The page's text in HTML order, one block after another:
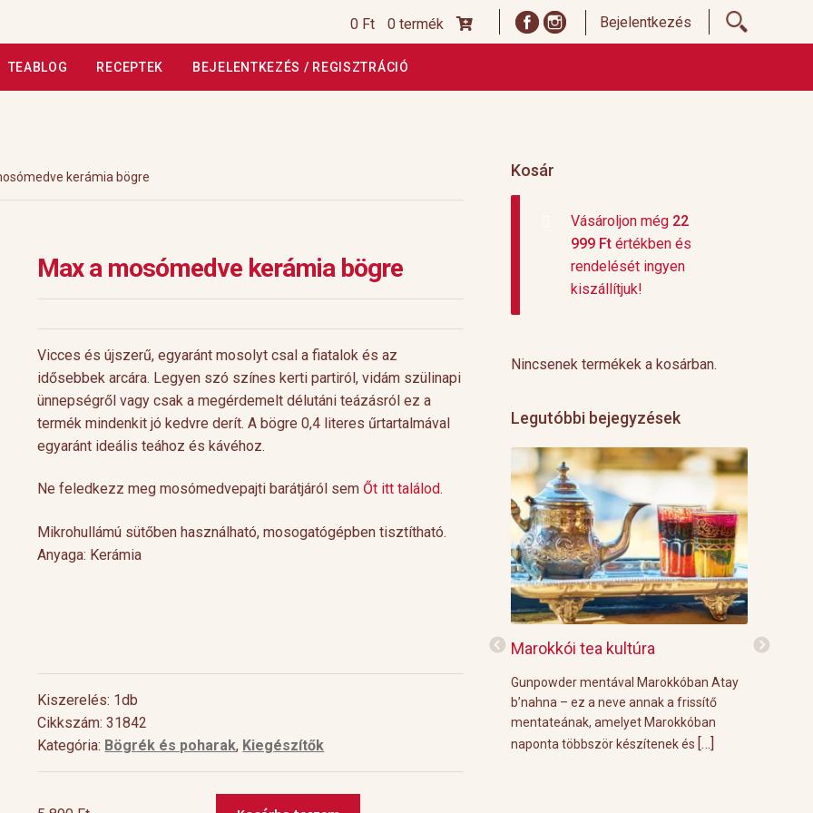
0 Ft 0 termék Bejelentkezés
TEABLOG RECEPTEK BEJELENTKEZÉS / REGISZTRÁCIÓ
fizetés Webáruház Rólunk HoReCa Impresszum
kerámia bögre
Max a mosómedve kerámia bögre
Vicces és újszerű, egyaránt mosolyt csal a fiatalok és az
idősebbek arcára. Legyen szó színes kerti partiról, vidám szülinapi
ünnepségről vagy csak a megérdemelt délutáni teázásról ez a
termék mindenkit jó kedvre derít. A bögre 0,4 literes űrtartalmával
egyaránt ideális teához és kávéhoz.
Ne feledkezz meg mosómedvepajti barátjáról sem Őt itt találod.
Mikrohullámú sütőben használható, mosogatógépben tisztítható.
Anyaga: Kerámia
Kiszerelés: 1db
Cikkszám: 31842
Kategória: Bögrék és poharak, Kiegészítők
Kosár
Vásároljon még 22
999 Ft értékben és
rendelését ingyen
kiszállítjuk!
Nincsenek termékek a kosárban.
Legutóbbi bejegyzések
Nagy örömünkre a tea egyre nagyobb
teret kap a gasztronómiában és a koktél
készítő mesterek is egyre több[…]
levendulavirágot 125 ml forró vízzel,
Marokkói tea kultúra
Gunpowder mentával Marokkóban Atay
b’nahna – ez a neve annak a frissítő
mentateának, amelyet Marokkóban
naponta többször készítenek és […]
Grillre